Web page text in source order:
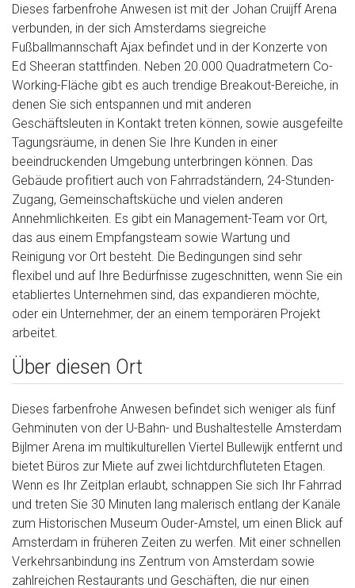
Dieses farbenfrohe Anwesen ist mit der Johan Cruijff Arena
verbunden, in der sich Amsterdams siegreiche
Fußballmannschaft Ajax befindet und in der Konzerte von
Ed Sheeran stattfinden. Neben 20.000 Quadratmetern Co-
Working-Fläche gibt es auch trendige Breakout-Bereiche, in
denen Sie sich entspannen und mit anderen
Geschäftsleuten in Kontakt treten können, sowie ausgefeilte
Tagungsräume, in denen Sie Ihre Kunden in einer
beeindruckenden Umgebung unterbringen können. Das
Gebäude profitiert auch von Fahrradständern, 24-Stunden-
Zugang, Gemeinschaftsküche und vielen anderen
Annehmlichkeiten. Es gibt ein Management-Team vor Ort,
das aus einem Empfangsteam sowie Wartung und
Reinigung vor Ort besteht. Die Bedingungen sind sehr
flexibel und auf Ihre Bedürfnisse zugeschnitten, wenn Sie ein
etabliertes Unternehmen sind, das expandieren möchte,
oder ein Unternehmer, der an einem temporären Projekt
arbeitet.
Über diesen Ort
Dieses farbenfrohe Anwesen befindet sich weniger als fünf
Gehminuten von der U-Bahn- und Bushaltestelle Amsterdam
Bijlmer Arena im multikulturellen Viertel Bullewijk entfernt und
bietet Büros zur Miete auf zwei lichtdurchfluteten Etagen.
Wenn es Ihr Zeitplan erlaubt, schnappen Sie sich Ihr Fahrrad
und treten Sie 30 Minuten lang malerisch entlang der Kanäle
zum Historischen Museum Ouder-Amstel, um einen Blick auf
Amsterdam in früheren Zeiten zu werfen. Mit einer schnellen
Verkehrsanbindung ins Zentrum von Amsterdam sowie
zahlreichen Restaurants und Geschäften, die nur einen